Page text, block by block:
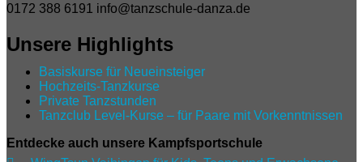
0172 388 6191 info@tanzschule-danza.de
Unsere Highlights
Basiskurse für Neueinsteiger
Hochzeits-Tanzkurse
Private Tanzstunden
Tanzclub Level‑Kurse – für Paare mit Vorkenntnissen
Entdecke auch unsere Kampfsportschule